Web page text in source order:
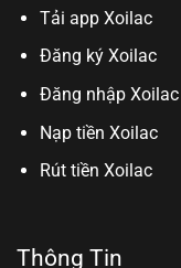
Tải app Xoilac
Đăng ký Xoilac
Đăng nhập Xoilac
Nạp tiền Xoilac
Rút tiền Xoilac
Thông Tin